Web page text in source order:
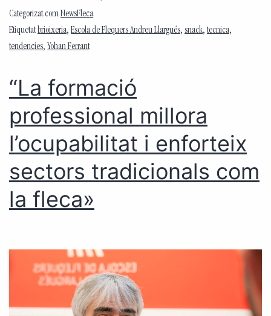
Categorizat comNewsFleca
Etiquetatbrioixeria, Escola de Flequers Andreu Llargués, snack, tecnica,
tendencies, Yohan Ferrant
“La formació
professional millora
l’ocupabilitat i enforteix
sectors tradicionals com
la fleca»